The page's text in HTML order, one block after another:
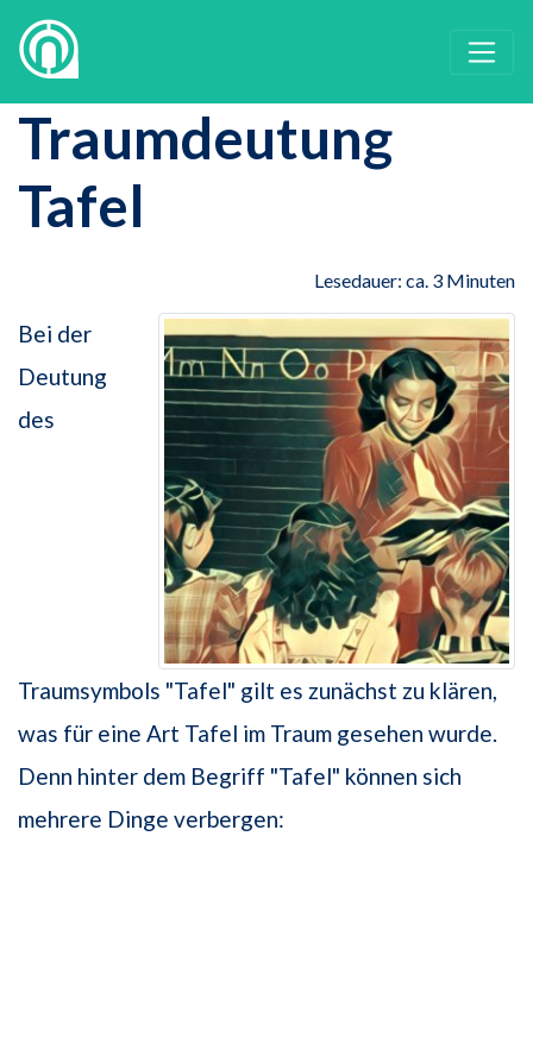
Traumdeutung
Tafel
Lesedauer: ca. 3 Minuten
Bei der
Deutung
des
Traumsymbols "Tafel" gilt es zunächst zu klären,
was für eine Art Tafel im Traum gesehen wurde.
Denn hinter dem Begriff "Tafel" können sich
mehrere Dinge verbergen: